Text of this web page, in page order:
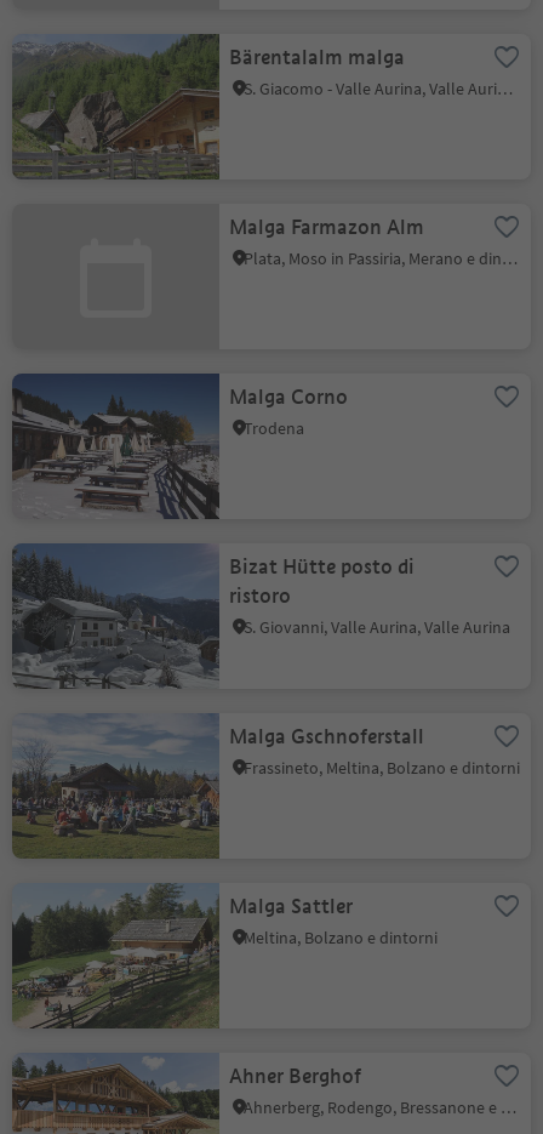
Bärentalalm malga
S. Giacomo - Valle Aurina, Valle Aurina, Valle Aurina
Malga Farmazon Alm
Plata, Moso in Passiria, Merano e dintorni
Malga Corno
Trodena
Bizat Hütte posto di
ristoro
S. Giovanni, Valle Aurina, Valle Aurina
Malga Gschnoferstall
Frassineto, Meltina, Bolzano e dintorni
Malga Sattler
Meltina, Bolzano e dintorni
Ahner Berghof
Ahnerberg, Rodengo, Bressanone e dintorni